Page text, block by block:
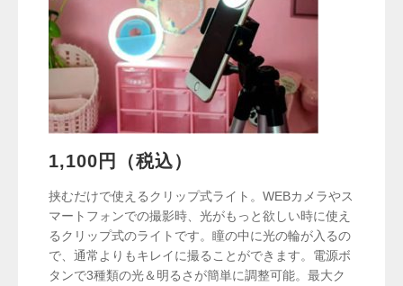
1,100円（税込）
挟むだけで使えるクリップ式ライト。WEBカメラやス
マートフォンでの撮影時、光がもっと欲しい時に使え
るクリップ式のライトです。瞳の中に光の輪が入るの
で、通常よりもキレイに撮ることができます。電源ボ
タンで3種類の光＆明るさが簡単に調整可能。最大ク